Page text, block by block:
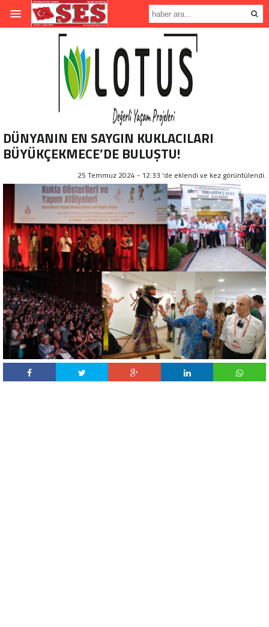
DÜNYANIN EN SAYGIN KUKLACILARI
BÜYÜKÇEKMECE’DE BULUŞTU!
25 Temmuz 2024 - 12:33 'de eklendi ve kez görüntülendi.